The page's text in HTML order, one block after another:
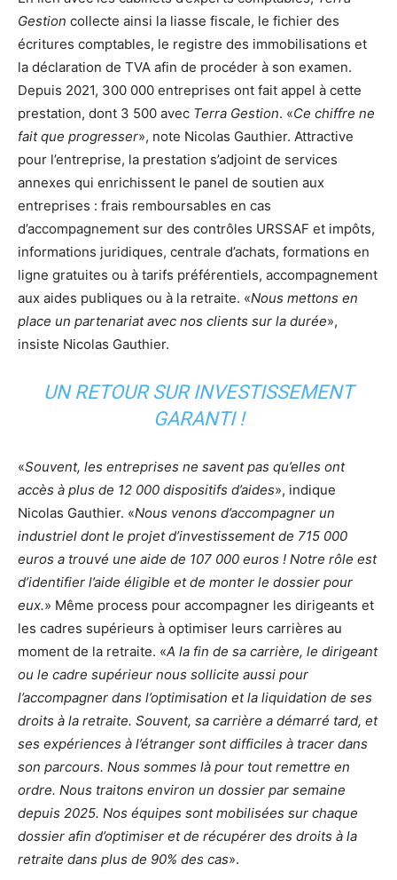
Gestion collecte ainsi la liasse fiscale, le fichier des
écritures comptables, le registre des immobilisations et
la déclaration de TVA afin de procéder à son examen.
Depuis 2021, 300 000 entreprises ont fait appel à cette
prestation, dont 3 500 avec Terra Gestion. «Ce chiffre ne
fait que progresser», note Nicolas Gauthier. Attractive
pour l’entreprise, la prestation s’adjoint de services
annexes qui enrichissent le panel de soutien aux
entreprises : frais remboursables en cas
d’accompagnement sur des contrôles URSSAF et impôts,
informations juridiques, centrale d’achats, formations en
ligne gratuites ou à tarifs préférentiels, accompagnement
aux aides publiques ou à la retraite. «Nous mettons en
place un partenariat avec nos clients sur la durée»,
insiste Nicolas Gauthier.
UN RETOUR SUR INVESTISSEMENT
GARANTI !
«Souvent, les entreprises ne savent pas qu’elles ont
accès à plus de 12 000 dispositifs d’aides», indique
Nicolas Gauthier. «Nous venons d’accompagner un
industriel dont le projet d’investissement de 715 000
euros a trouvé une aide de 107 000 euros ! Notre rôle est
d’identifier l’aide éligible et de monter le dossier pour
eux.» Même process pour accompagner les dirigeants et
les cadres supérieurs à optimiser leurs carrières au
moment de la retraite. «A la fin de sa carrière, le dirigeant
ou le cadre supérieur nous sollicite aussi pour
l’accompagner dans l’optimisation et la liquidation de ses
droits à la retraite. Souvent, sa carrière a démarré tard, et
ses expériences à l’étranger sont difficiles à tracer dans
son parcours. Nous sommes là pour tout remettre en
ordre. Nous traitons environ un dossier par semaine
depuis 2025. Nos équipes sont mobilisées sur chaque
dossier afin d’optimiser et de récupérer des droits à la
retraite dans plus de 90% des cas».